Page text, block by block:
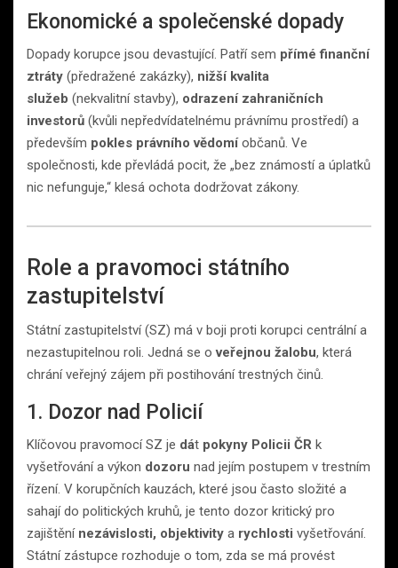
Ekonomické a společenské dopady
Dopady korupce jsou devastující. Patří sem přímé finanční
ztráty (předražené zakázky), nižší kvalita
služeb (nekvalitní stavby), odrazení zahraničních
investorů (kvůli nepředvídatelnému právnímu prostředí) a
především pokles právního vědomíobčanů. Ve
společnosti, kde převládá pocit, že „bez známostí a úplatků
nic nefunguje,“ klesá ochota dodržovat zákony.
Role a pravomoci státního
zastupitelství
Státní zastupitelství (SZ) má v boji proti korupci centrální a
nezastupitelnou roli. Jedná se oveřejnou žalobu, která
chrání veřejný zájem při postihování trestných činů.
1. Dozor nad Policií
Klíčovou pravomocí SZ je dát pokyny Policii ČR k
vyšetřování a výkon dozoru nad jejím postupem v trestním
řízení. V korupčních kauzách, které jsou často složité a
sahají do politických kruhů, je tento dozor kritický pro
zajištění nezávislosti, objektivity a rychlosti vyšetřování.
Státní zástupce rozhoduje o tom, zda se má provést